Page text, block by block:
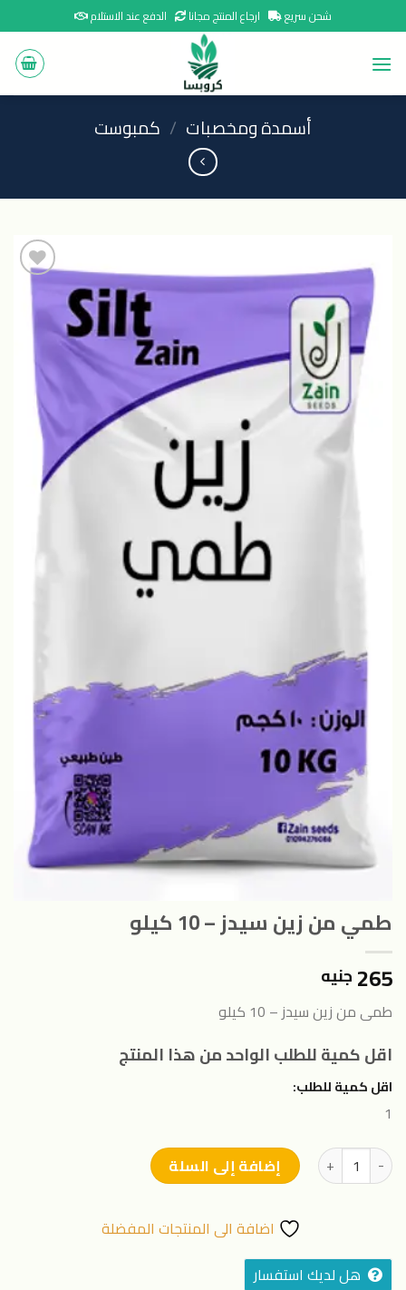
to
content
شحن سريع ارجاع المنتج مجانا الدفع عند الاستلام
أسمدة ومخصبات / كمبوست
اضافة
الى
المنتجات
المفضلة
طمي من زين سيدز – 10 كيلو
265 جنيه
طمى من زين سيدز – 10 كيلو
اقل كمية للطلب الواحد من هذا المنتج
اقل كمية للطلب:
1
كمية طمي من زين سيدز - 10 كيلوإضافة إلى السلة
اضافة الى المنتجات المفضلة
هل لديك استفسار